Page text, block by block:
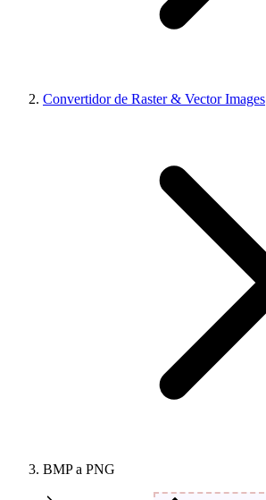
Convertidor de Raster & Vector Images
BMP a PNG